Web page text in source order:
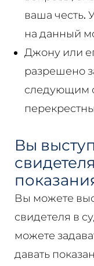
ваша честь.
на данный
Джону или
разрешено
следующим
Вы
Вы можете
свидетеля в
можете
давать